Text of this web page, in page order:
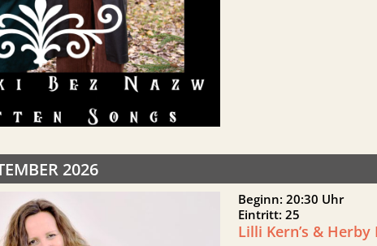
2026
Beginn: 20:30 Uhr
Eintritt: 25
Lilli Kern’s & Herby